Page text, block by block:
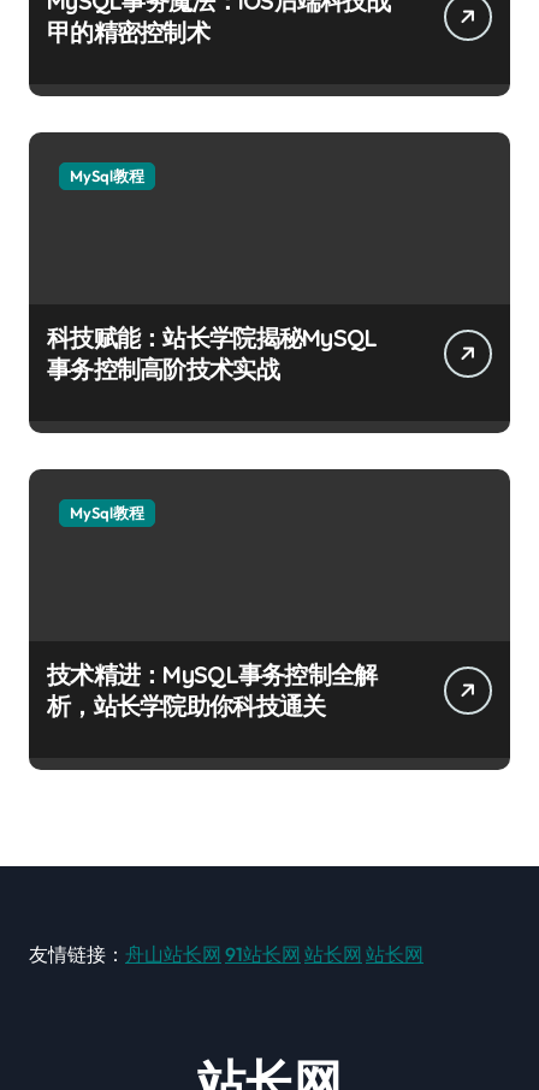
甲的精密控制术
MySql教程
科技赋能：站长学院揭秘MySQL
事务控制高阶技术实战
MySql教程
技术精进：MySQL事务控制全解
析，站长学院助你科技通关
友情链接： 舟山站长网 91站长网 站长网 站长网